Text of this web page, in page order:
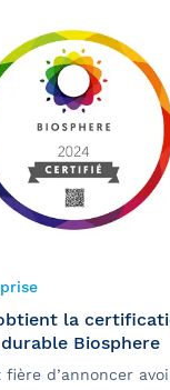
la
Biosphere
fière d’annoncer